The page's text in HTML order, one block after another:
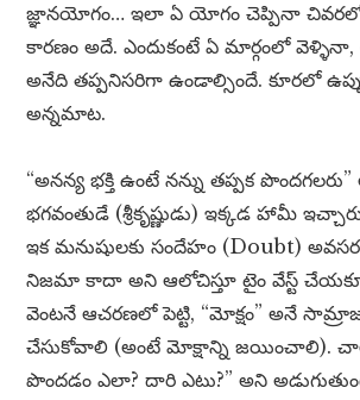
జ్ఞానయోగం… ఇలా ఏ యోగం చెప్పినా చివరలో
కారణం అదే. ఎందుకంటే ఏ మార్గంలో వెళ్ళినా,
అనేది తప్పనిసరిగా ఉండాల్సిందే. కూరలో
అన్నమాట.
“అనన్య భక్తి ఉంటే నన్ను తప్పక పొందగలరు”
భగవంతుడే (శ్రీకృష్ణుడు) ఇక్కడ హామీ
ఇక మనుషులకు సందేహం (Doubt)
నిజమా కాదా అని ఆలోచిస్తూ టైం వేస్ట్
వెంటనే ఆచరణలో పెట్టి, “మోక్షం” అనే
చేసుకోవాలి (అంటే మోక్షాన్ని జయించాలి).
పొందడం ఎలా? దారి ఎటు?” అని